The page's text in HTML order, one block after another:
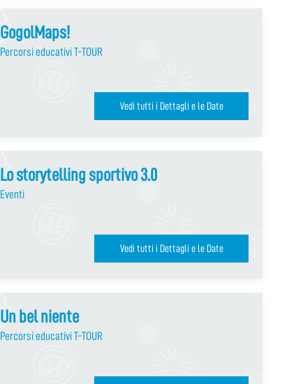
GogolMaps!
Percorsi educativi T-TOUR
Vedi tutti i Dettagli e le Date
Lo storytelling sportivo 3.0
Eventi
Vedi tutti i Dettagli e le Date
Un bel niente
Percorsi educativi T-TOUR